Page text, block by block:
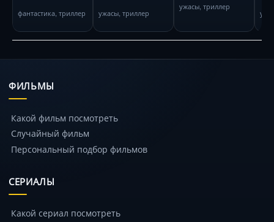
фантастика, триллер ужасы, триллер
ужасы, триллер
ФИЛЬМЫ
Какой фильм посмотреть
Случайный фильм
Персональный подбор фильмов
СЕРИАЛЫ
Какой сериал посмотреть